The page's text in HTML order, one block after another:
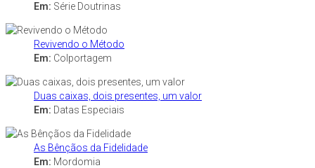
Em: Série Doutrinas
Revivendo o Método
Em: Colportagem
Duas caixas, dois presentes, um valor
Em: Datas Especiais
As Bênçãos da Fidelidade
Em: Mordomia